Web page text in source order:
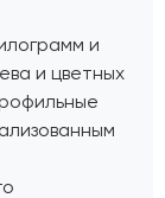
и
и цветных